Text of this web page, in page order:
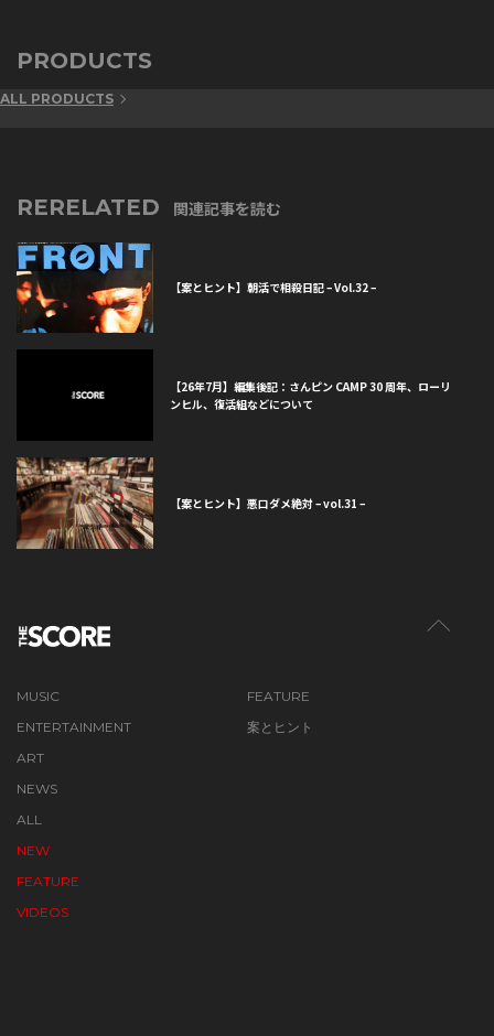
PRODUCTS
ALL PRODUCTS
RERELATED 関連記事を読む
【案とヒント】朝活で相殺日記 – Vol.32 –
【26年7月】編集後記：さんピン CAMP 30 周年、ローリ
ンヒル、復活組などについて
【案とヒント】悪口ダメ絶対 – vol.31 –
MUSIC
ENTERTAINMENT
ART
FEATURE
案とヒント
NEWS
ALL
NEW
FEATURE
VIDEOS